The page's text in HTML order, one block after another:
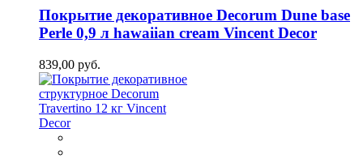
Покрытие декоративное Decorum Dune base
Perle 0,9 л hawaiian cream Vincent Decor
839,00 руб.